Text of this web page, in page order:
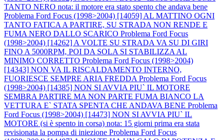
TANTO NERO nota: il motore era stato spento che andava bene
Problema Ford Focus (1998>2004) [14059] AL MATTINO OGNI
TANTO FATICA A PARTIRE, SU STRADA NON RENDE E
FUMA NERO DALLO SCARICO Problema Ford Focus
(1998>2004) [14262] A VOLTE SU STRADA VA SU DI GIRI
FINO A 5000RPM, POI DA SOLA SI STABILIZZA AL
MINIMO CORRETTO Problema Ford Focus (1998>2004)
[14343] NON VA IL RISCALDAMENTO INTERNO,
FUORIESCE SEMPRE ARIA FREDDA Problema Ford Focus
(1998>2004) [14385] NON SI AVVIA PIU` IL MOTORE
SEMBRA PARTIRE MA NON PARTE FUMA BIANCO LA
VETTURA E` STATA SPENTA CHE ANDAVA BENE Problema
Ford Focus (1998>2004) [14473] NON SI AVVIA PIU` IL
MOTORE (si è spento in corsa) nota: 15 giorni prima era stata
revisionata la pompa di iniezione Problema Ford Focus